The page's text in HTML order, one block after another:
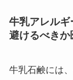
牛乳アレル
避けるべきか
牛乳石鹸には